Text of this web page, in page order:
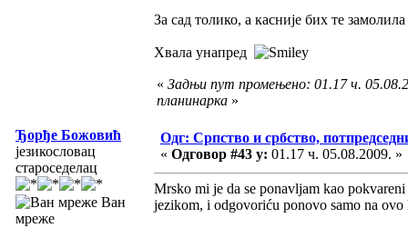
За сад толико, а касније бих те
Хвала унапред
« Задњи пут промењено: 01.17 ч.
планинарка »
Ђорђе Божовић
језикословац
староседелац
Ван
мреже
Одг: Српство и србство,
« Одговор #43 у: 01.17 ч. 05.08.2009. »
Mrsko mi je da se ponavljam kao
jezikom, i odgovoriću ponovo samo na